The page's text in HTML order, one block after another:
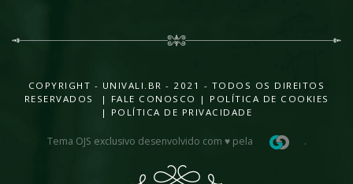
COPYRIGHT - UNIVALI.BR - 2021 - TODOS OS DIREITOS
RESERVADOS |
FALE CONOSCO | POLÍTICA DE COOKIES
| POLÍTICA DE PRIVACIDADE
Tema OJS exclusivo desenvolvido com ♥ pela .